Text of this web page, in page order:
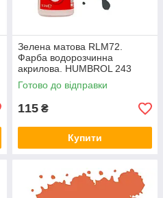
Зелена матова RLM72.
Фарба водорозчинна
акрилова. HUMBROL 243
Готово до відправки
115 ₴
Купити